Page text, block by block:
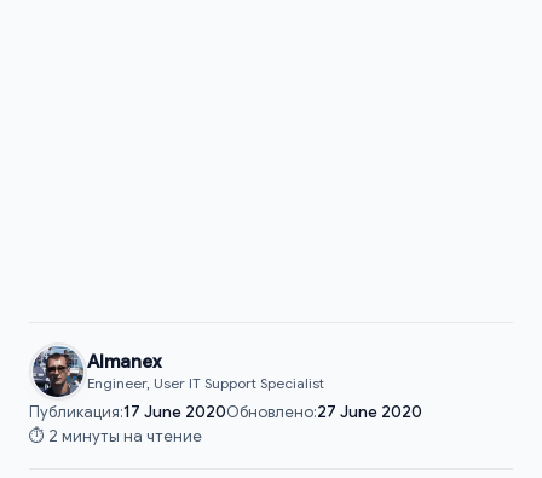
Almanex
Engineer, User IT Support Specialist
Публикация:17 June 2020Обновлено:27 June 2020
⏱️ 2 минуты на чтение